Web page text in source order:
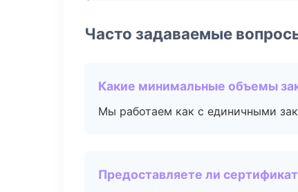
Часто задаваемые
Какие минимальные объемы
Мы работаем как с единичными
Предоставляете ли